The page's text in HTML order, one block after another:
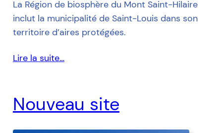
La Région de biosphère du Mont Saint-Hilaire
inclut la municipalité de Saint-Louis dans son
territoire d’aires protégées.
Lire la suite…
Nouveau site